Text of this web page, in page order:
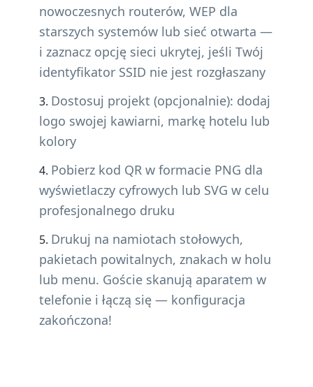
nowoczesnych routerów, WEP dla
starszych systemów lub sieć otwarta —
i zaznacz opcję sieci ukrytej, jeśli Twój
identyfikator SSID nie jest rozgłaszany
Dostosuj projekt (opcjonalnie): dodaj
logo swojej kawiarni, markę hotelu lub
kolory
Pobierz kod QR w formacie PNG dla
wyświetlaczy cyfrowych lub SVG w celu
profesjonalnego druku
Drukuj na namiotach stołowych,
pakietach powitalnych, znakach w holu
lub menu. Goście skanują aparatem w
telefonie i łączą się — konfiguracja
zakończona!